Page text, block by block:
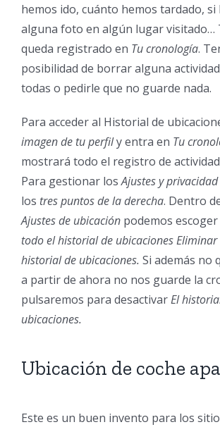
hemos ido, cuánto hemos tardado, si
alguna foto en algún lugar visitado…
queda registrado en Tu cronología.
posibilidad de borrar alguna
todas o pedirle que no guarde nada.
Para acceder al Historial de
imagen de tu perfily entra en Tu
mostrará todo el registro de
Para gestionar losAjustes y privacidad
los tres puntos de la derecha. Dentro
Ajustes de ubicación podemos
todo el historial de ubicaciones
historial de ubicaciones. Si además no
a partir de ahora no nos guarde la
pulsaremos para desactivarEl
ubicaciones.
Ubicación de coche
Este es un buen invento para los